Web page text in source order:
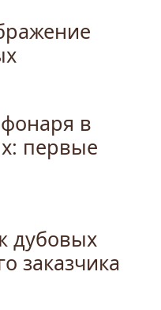
в
первые
дубовых
заказчика